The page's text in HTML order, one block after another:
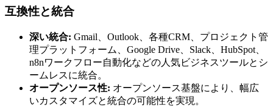
互換性と統合
深い統合: Gmail、Outlook、各種CRM、プロジェクト管
理プラットフォーム、Google Drive、Slack、HubSpot、
n8nワークフロー自動化などの人気ビジネスツールとシ
ームレスに統合。
オープンソース性: オープンソース基盤により、幅広
いカスタマイズと統合の可能性を実現。